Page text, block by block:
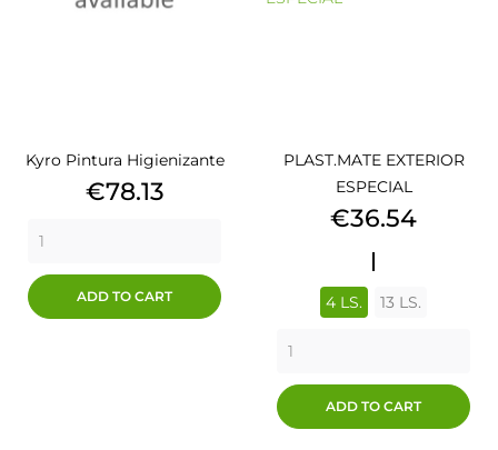
Kyro Pintura Higienizante
Price
€78.13
ADD TO CART
PLAST.MATE EXTERIOR
ESPECIAL
Price
€36.54
4 LS. 13 LS.
ADD TO CART